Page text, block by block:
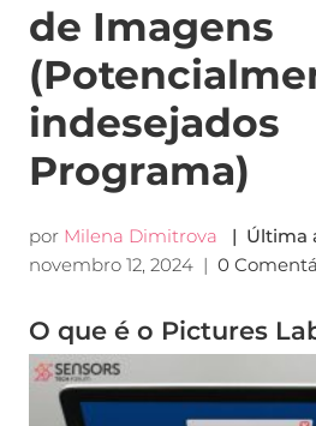
de Imagens
indesejados
Programa)
por Milena Dimitrova
| Última
novembro 12, 2024| 0
O que é o Pictures